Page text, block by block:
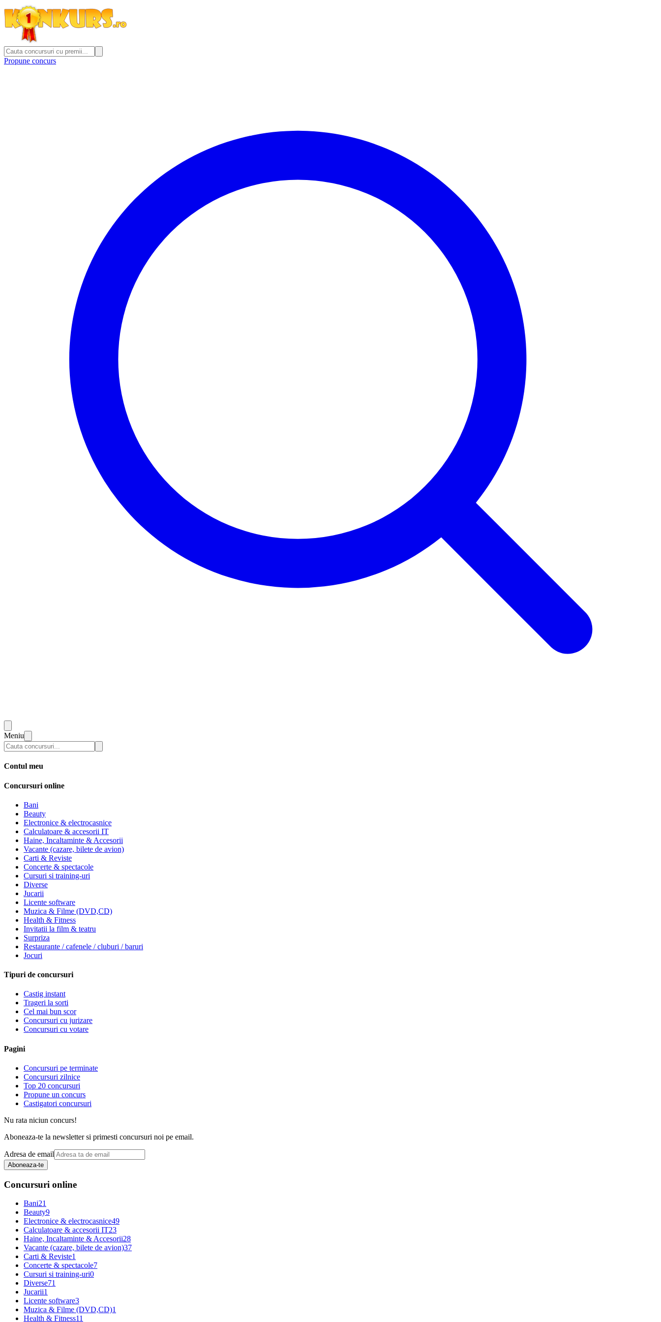
Propune concurs
Meniu
Contul meu
Concursuri online
Bani
Beauty
Electronice & electrocasnice
Calculatoare & accesorii IT
Haine, Incaltaminte & Accesorii
Vacante (cazare, bilete de avion)
Carti & Reviste
Concerte & spectacole
Cursuri si training-uri
Diverse
Jucarii
Licente software
Muzica & Filme (DVD,CD)
Health & Fitness
Invitatii la film & teatru
Surpriza
Restaurante / cafenele / cluburi / baruri
Jocuri
Tipuri de concursuri
Castig instant
Trageri la sorti
Cel mai bun scor
Concursuri cu jurizare
Concursuri cu votare
Pagini
Concursuri pe terminate
Concursuri zilnice
Top 20 concursuri
Propune un concurs
Castigatori concursuri
Nu rata niciun concurs!
Aboneaza-te la newsletter si primesti concursuri noi pe email.
Adresa de email
Aboneaza-te
Concursuri online
Bani21
Beauty9
Electronice & electrocasnice49
Calculatoare & accesorii IT23
Haine, Incaltaminte & Accesorii28
Vacante (cazare, bilete de avion)37
Carti & Reviste1
Concerte & spectacole7
Cursuri si training-uri0
Diverse71
Jucarii1
Licente software3
Muzica & Filme (DVD,CD)1
Health & Fitness11